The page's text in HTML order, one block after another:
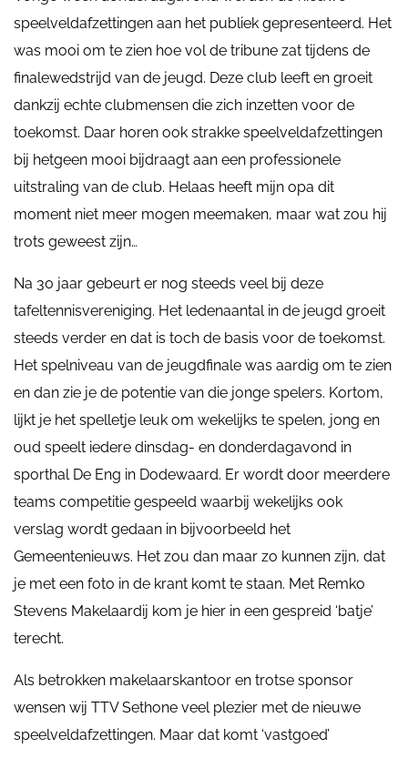
speelveldafzettingen aan het publiek gepresenteerd. Het
was mooi om te zien hoe vol de tribune zat tijdens de
finalewedstrijd van de jeugd. Deze club leeft en groeit
dankzij echte clubmensen die zich inzetten voor de
toekomst. Daar horen ook strakke speelveldafzettingen
bij hetgeen mooi bijdraagt aan een professionele
uitstraling van de club. Helaas heeft mijn opa dit
moment niet meer mogen meemaken, maar wat zou hij
trots geweest zijn…
Na 30 jaar gebeurt er nog steeds veel bij deze
tafeltennisvereniging. Het ledenaantal in de jeugd groeit
steeds verder en dat is toch de basis voor de toekomst.
Het spelniveau van de jeugdfinale was aardig om te zien
en dan zie je de potentie van die jonge spelers. Kortom,
lijkt je het spelletje leuk om wekelijks te spelen, jong en
oud speelt iedere dinsdag- en donderdagavond in
sporthal De Eng in Dodewaard. Er wordt door meerdere
teams competitie gespeeld waarbij wekelijks ook
verslag wordt gedaan in bijvoorbeeld het
Gemeentenieuws. Het zou dan maar zo kunnen zijn, dat
je met een foto in de krant komt te staan. Met Remko
Stevens Makelaardij kom je hier in een gespreid ‘batje’
terecht.
Als betrokken makelaarskantoor en trotse sponsor
wensen wij TTV Sethone veel plezier met de nieuwe
speelveldafzettingen. Maar dat komt ‘vastgoed’